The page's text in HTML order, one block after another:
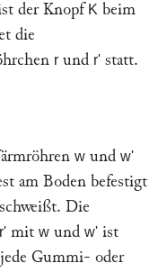
der Knopf K beim
die
r und r' statt.
w und w'
am Boden befestigt
Die
r' mit w und w' ist
Gummi- oder